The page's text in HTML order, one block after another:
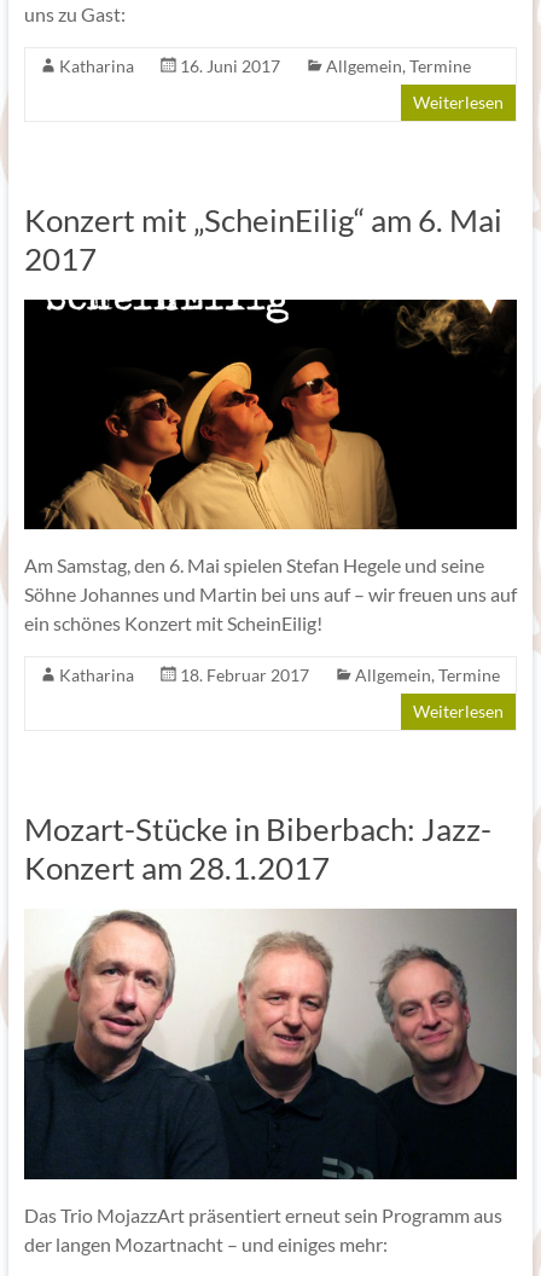
uns zu Gast:
Katharina 16. Juni 2017 Allgemein, Termine
Weiterlesen
Konzert mit „ScheinEilig“ am 6. Mai
2017
Am Samstag, den 6. Mai spielen Stefan Hegele und seine
Söhne Johannes und Martin bei uns auf – wir freuen uns auf
ein schönes Konzert mit ScheinEilig!
Katharina 18. Februar 2017 Allgemein,Termine
Weiterlesen
Mozart-Stücke in Biberbach: Jazz-
Konzert am 28.1.2017
Das Trio MojazzArt präsentiert erneut sein Programm aus
der langen Mozartnacht – und einiges mehr: